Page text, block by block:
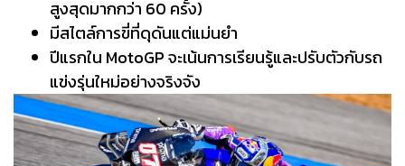
สูงสุดมากกว่า 60 ครั้ง)
มีสไตล์การขี่ที่ดุดันแต่แม่นยำ
ปีแรกใน MotoGP จะเน้นการเรียนรู้และปรับตัวกับรถ
แข่งรุ่นใหม่อย่างจริงจัง